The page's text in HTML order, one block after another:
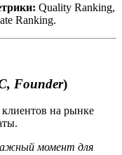
Quality Ranking,
Ranking.
Founder)
клиентов на рынке
момент для